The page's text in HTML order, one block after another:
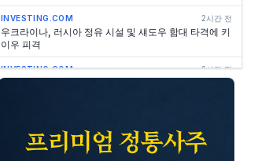
INVESTING.COM 2시간 전
우크라이나, 러시아 정유 시설 및 섀도우 함대 타격에 키
이우 피격
INVESTING.COM 2시간 전
J&J CEO 듀아토, 회사 주식 1,250만 달러 매도
식 매도